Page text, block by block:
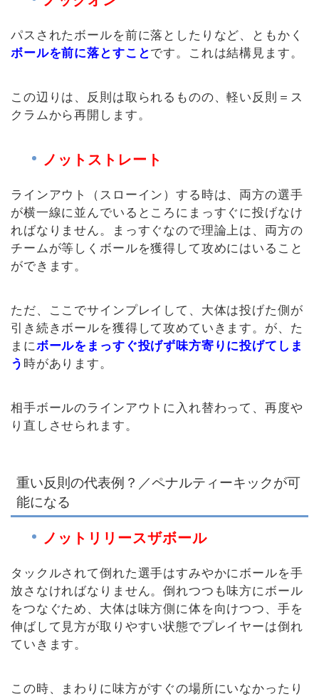
パスされたボールを前に落としたりなど、ともかく
ボールを前に落とすことです。これは結構見ます。
この辺りは、反則は取られるものの、軽い反則＝ス
クラムから再開します。
ノットストレート
ラインアウト（スローイン）する時は、両方の選手
が横一線に並んでいるところにまっすぐに投げなけ
ればなりません。まっすぐなので理論上は、両方の
チームが等しくボールを獲得して攻めにはいること
ができます。
ただ、ここでサインプレイして、大体は投げた側が
引き続きボールを獲得して攻めていきます。が、た
まにボールをまっすぐ投げず味方寄りに投げてしま
う 時があります。
相手ボールのラインアウトに入れ替わって、再度や
り直しさせられます。
重い反則の代表例？／ペナルティーキックが可
能になる
ノットリリースザボール
タックルされて倒れた選手はすみやかにボールを手
放さなければなりません。倒れつつも味方にボール
をつなぐため、大体は味方側に体を向けつつ、手を
伸ばして見方が取りやすい状態でプレイヤーは倒れ
ていきます。
この時、まわりに味方がすぐの場所にいなかったり